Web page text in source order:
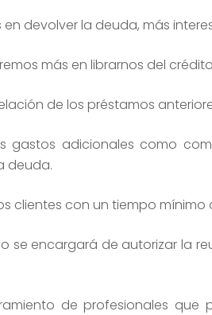
devolver la deuda, más
más en librarnos del
de los préstamos
gastos adicionales como
deuda.
clientes con un tiempo
se encargará de autorizar la
de profesionales